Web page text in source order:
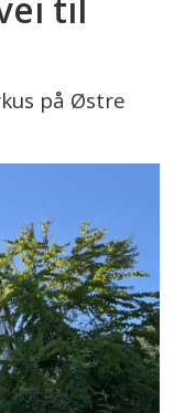
på Østre